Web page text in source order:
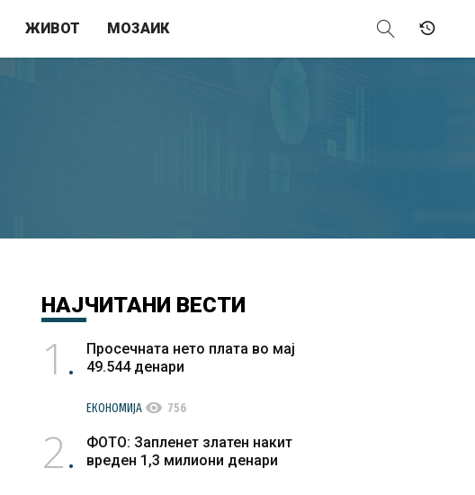
ЖИВОТ МОЗАИК
НАЈЧИТАНИ ВЕСТИ
1
Просечната нето плата во мај
49.544 денари
ЕКОНОМИЈА visibility 756
2
ФОТО: Запленет златен накит
вреден 1,3 милиони денари